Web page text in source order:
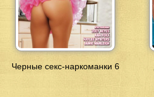
Черные секс-наркоманки 6